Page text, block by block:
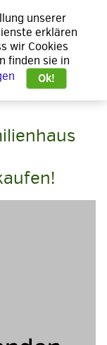
unserer
erklären
wir Cookies
finden sie in
Ok!